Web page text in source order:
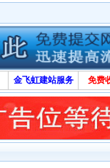
金飞虹建站服务 免费